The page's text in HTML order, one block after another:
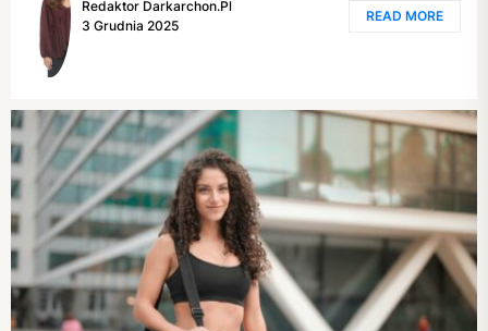
Redaktor Darkarchon.pl
3 Grudnia 2025
READ MORE